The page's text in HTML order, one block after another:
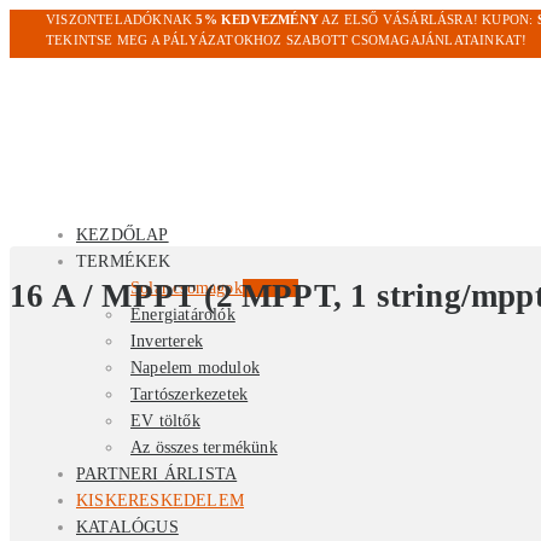
VISZONTELADÓKNAK5% KEDVEZMÉNY AZ ELSŐ VÁSÁRLÁSRA! KUPON:
TEKINTSE MEG A PÁLYÁZATOKHOZ SZABOTT CSOMAGAJÁNLATAINKAT!
KEZDŐLAP
TERMÉKEK
Solar csomagokKiemelt
Energiatárolók
Inverterek
Napelem modulok
Tartószerkezetek
EV töltők
Az összes termékünk
PARTNERI ÁRLISTA
KISKERESKEDELEM
KATALÓGUS
16 A / MPPT (2 MPPT, 1 string/